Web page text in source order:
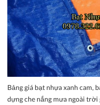
Bảng giá bạt nhựa xanh cam,
dựng che nắng mưa ngoài